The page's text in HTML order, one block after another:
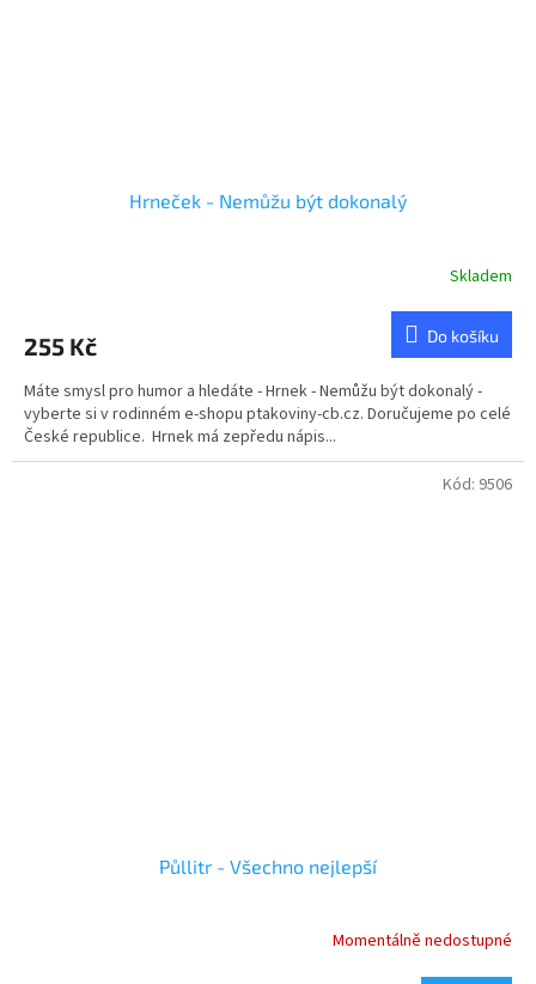
Hrneček - Nemůžu být dokonalý
Skladem
255 Kč Do košíku
Máte smysl pro humor a hledáte - Hrnek - Nemůžu být dokonalý -
vyberte si v rodinném e-shopu ptakoviny-cb.cz. Doručujeme po celé
České republice. Hrnek má zepředu nápis...
Půllitr - Všechno nejlepší
Momentálně nedostupné
Kód: 9506